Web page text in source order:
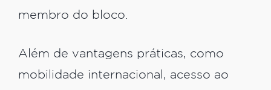
membro do bloco.
Além de vantagens práticas, como
mobilidade internacional, acesso ao